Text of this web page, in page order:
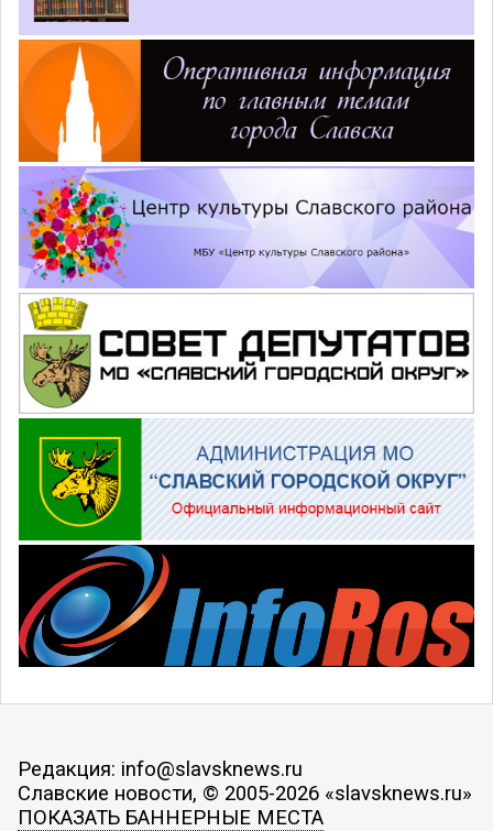
Редакция: info@slavsknews.ru
Славские новости, © 2005-2026 «slavsknews.ru»
ПОКАЗАТЬ БАННЕРНЫЕ МЕСТА